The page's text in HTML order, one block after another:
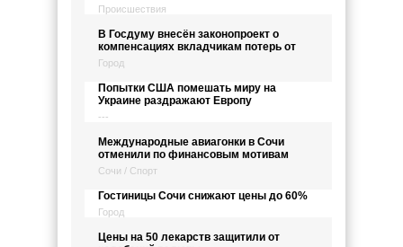
Происшествия
В Госдуму внесён законопроект о
компенсациях вкладчикам потерь от
Город
Попытки США помешать миру на
Украине раздражают Европу
---
Международные авиагонки в Сочи
отменили по финансовым мотивам
Сочи / Спорт
Гостиницы Сочи снижают цены до 60%
Город
Цены на 50 лекарств защитили от